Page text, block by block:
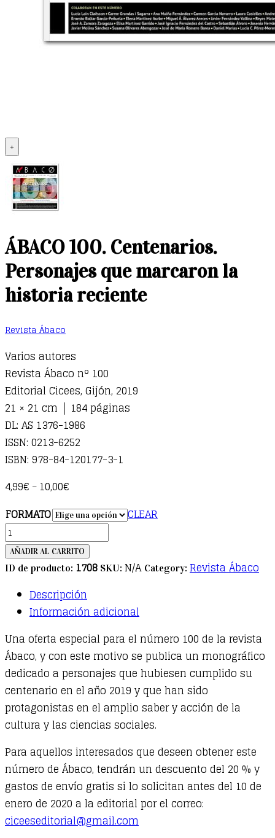
+
ÁBACO 100. Centenarios.
Personajes que marcaron la
historia reciente
Revista Ábaco
Varios autores
Revista Ábaco nº 100
Editorial Cicees, Gijón, 2019
21 × 21 cm │ 184 páginas
DL: AS 1376-1986
ISSN: 0213-6252
ISBN: 978-84-120177-3-1
4,99€ – 10,00€
FORMATO
CLEAR
ÁBACO
100.
Centenarios.
que
marcaron
la
historia
reciente
quantity
AÑADIR AL CARRITO
ID de producto: 1708 SKU: N/A Category: Revista Ábaco
Descripción
Información adicional
Una oferta especial para el número 100 de la revista
Ábaco, y con este motivo se publica un monográfico
dedicado a personajes que hubiesen cumplido su
centenario en el año 2019 y que han sido
protagonistas en el amplio saber y acción de la
cultura y las ciencias sociales.
Para aquellos interesados que deseen obtener este
número de Ábaco, tendrán un descuento del 20 % y
gastos de envío gratis si lo solicitan antes del 10 de
enero de 2020 a la editorial por el correo:
ciceeseditorial@gmail.com